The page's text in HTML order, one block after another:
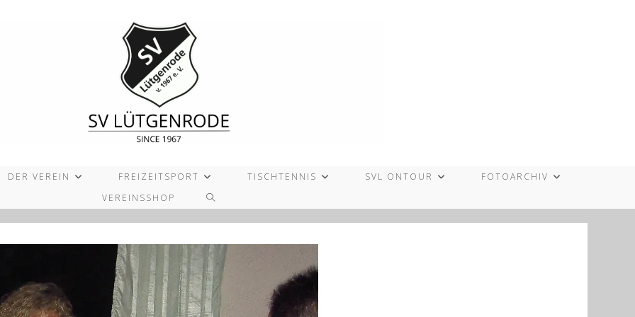
DER VEREIN FREIZEITSPORT TISCHTENNIS SVL ONTOUR
FOTOARCHIV
VEREINSSHOP
WEBSITE-